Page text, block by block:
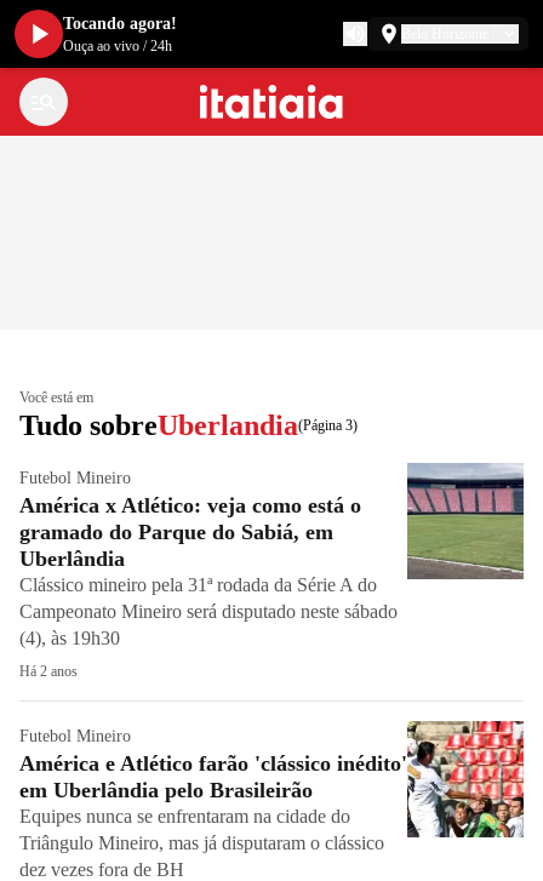
Você está em
Tudo sobreUberlandia(Página 3)
Futebol Mineiro
América x Atlético: veja como está o
gramado do Parque do Sabiá, em
Uberlândia
Clássico mineiro pela 31ª rodada da Série A do
Campeonato Mineiro será disputado neste sábado
(4), às 19h30
Há 2 anos
Futebol Mineiro
América e Atlético farão 'clássico inédito'
em Uberlândia pelo Brasileirão
Equipes nunca se enfrentaram na cidade do
Triângulo Mineiro, mas já disputaram o clássico
dez vezes fora de BH
Tocando agora!
Ouça ao vivo /24h